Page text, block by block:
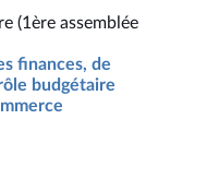
(1ère assemblée
finances, de
budgétaire